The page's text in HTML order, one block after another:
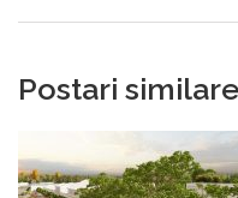
Postari similare